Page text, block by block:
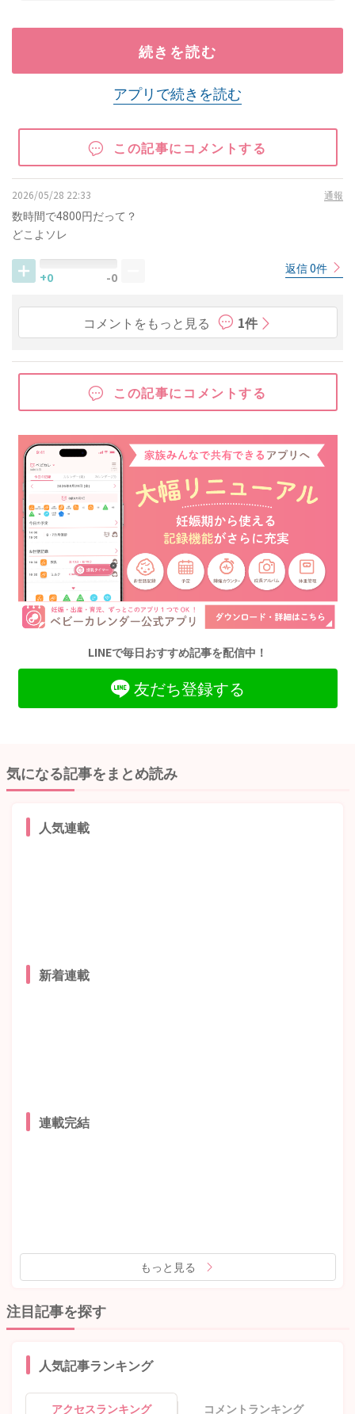
続きを読む
アプリで続きを読む
この記事にコメントする
2026/05/28 22:33 通報
数時間で4800円だって？
どこよソレ
+0 -0
返信 0件
コメントをもっと見る 1件
この記事にコメントする
LINEで毎日おすすめ記事を配信中！
友だち登録する
気になる記事をまとめ読み
人気連載
新着連載
連載完結
もっと見る
注目記事を探す
人気記事ランキング
アクセスランキング コメントランキング